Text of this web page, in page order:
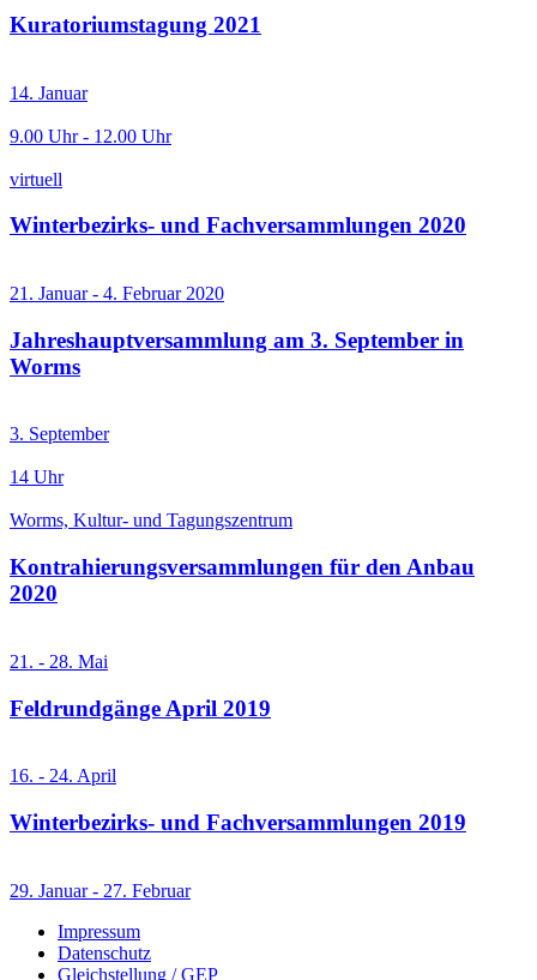
Kuratoriumstagung 2021
14. Januar
9.00 Uhr - 12.00 Uhr
virtuell
Winterbezirks- und Fachversammlungen 2020
21. Januar - 4. Februar 2020
Jahreshauptversammlung am 3. September in
Worms
3. September
14 Uhr
Worms, Kultur- und Tagungszentrum
Kontrahierungsversammlungen für den Anbau
2020
21. - 28. Mai
Feldrundgänge April 2019
16. - 24. April
Winterbezirks- und Fachversammlungen 2019
29. Januar - 27. Februar
Impressum
Datenschutz
Gleichstellung / GEP